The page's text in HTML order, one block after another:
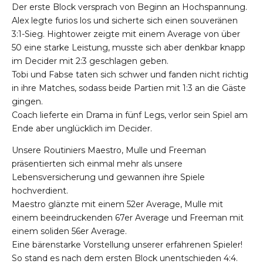
Der erste Block versprach von Beginn an Hochspannung.
Alex legte furios los und sicherte sich einen souveränen
3:1-Sieg. Hightower zeigte mit einem Average von über
50 eine starke Leistung, musste sich aber denkbar knapp
im Decider mit 2:3 geschlagen geben.
Tobi und Fabse taten sich schwer und fanden nicht richtig
in ihre Matches, sodass beide Partien mit 1:3 an die Gäste
gingen.
Coach lieferte ein Drama in fünf Legs, verlor sein Spiel am
Ende aber unglücklich im Decider.
Unsere Routiniers Maestro, Mulle und Freeman
präsentierten sich einmal mehr als unsere
Lebensversicherung und gewannen ihre Spiele
hochverdient.
Maestro glänzte mit einem 52er Average, Mulle mit
einem beeindruckenden 67er Average und Freeman mit
einem soliden 56er Average.
Eine bärenstarke Vorstellung unserer erfahrenen Spieler!
So stand es nach dem ersten Block unentschieden 4:4.